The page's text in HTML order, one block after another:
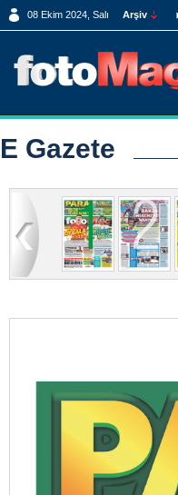
08 Ekim 2024, Salı Arşiv
E Gazete